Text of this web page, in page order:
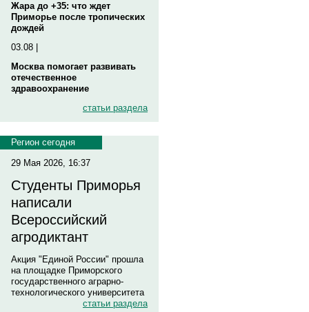
Жара до +35: что ждет
Приморье после тропических
дождей
03.08 |
Москва помогает развивать
отечественное
здравоохранение
статьи раздела
Регион сегодня
29 Мая 2026, 16:37
Студенты Приморья
написали
Всероссийский
агродиктант
Акция "Единой России" прошла
на площадке Приморского
государственного аграрно-
технологического университета
статьи раздела